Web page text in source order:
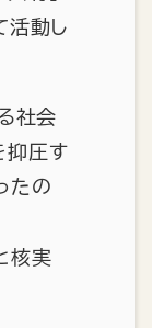
活動し
社会
抑圧す
たの
核実